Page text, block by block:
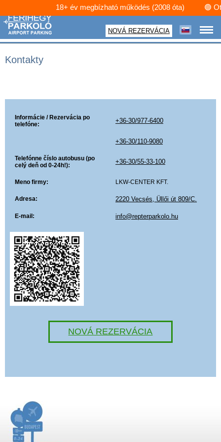
18+ év megbízható működés (2008 óta) 🟢
NOVÁ REZERVÁCIA
kontakty
Informácie / Rezervácia po
telefóne:
+36-30/977-6400
+36-30/110-9080
Telefónne číslo autobusu (po
celý deň od 0-24h!):
+36-30/55-33-100
Meno firmy: LKW-CENTER KFT.
Adresa: 2220 Vecsés, Üllői út 809/C.
E-mail: info@repterparkolo.hu
NOVÁ REZERVÁCIA